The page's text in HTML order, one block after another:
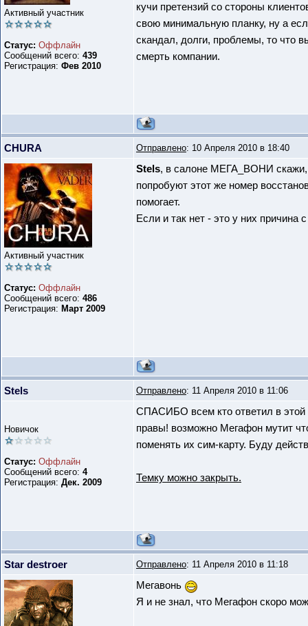
Активный участник
Статус: Оффлайн
Сообщений всего: 439
Регистрация: Фев 2010
кучи претензий со стороны
свою минимальную планку, ну а
скандал, долги, проблемы, то что
смерть компании.
CHURA Отправлено: 10 Апреля 2010 в 18:40
Активный участник
Статус: Оффлайн
Сообщений всего: 486
Регистрация: Март 2009
Stels, в салоне МЕГА_ВОНИ скажи,
попробуют этот же номер
помогает.
Если и так нет - это у них причина
Stels Отправлено: 11 Апреля 2010 в 11:06
Новичок
Статус: Оффлайн
Сообщений всего: 4
Регистрация: Дек. 2009
СПАСИБО всем кто ответил в
правы! возможно Мегафон мутит
поменять их сим-карту. Буду
Темку можно закрыть.
Star destroer Отправлено: 11 Апреля 2010 в 11:18
Мегавонь
Я и не знал, что Мегафон скоро